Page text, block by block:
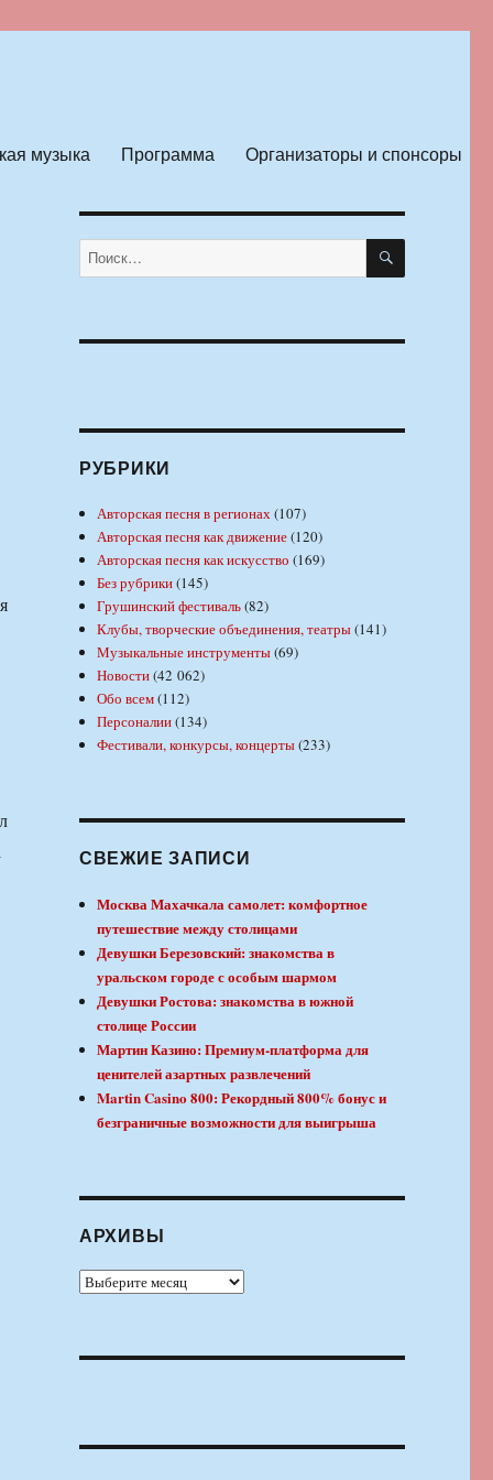
музыка Программа Организаторы и спонсоры
Искать: ПОИСК
РУБРИКИ
Авторская песня в регионах(107)
Авторская песня как движение(120)
Авторская песня как искусство (169)
Без рубрики(145)
Грушинский фестиваль(82)
Клубы, творческие объединения, театры(141)
Музыкальные инструменты(69)
Новости(42 062)
Обо всем(112)
Персоналии(134)
Фестивали, конкурсы, концерты(233)
СВЕЖИЕ ЗАПИСИ
Москва Махачкала самолет: комфортное
путешествие между столицами
Девушки Березовский: знакомства в
уральском городе с особым шармом
Девушки Ростова: знакомства в южной
столице России
Мартин Казино: Премиум-платформа для
ценителей азартных развлечений
Martin Casino 800: Рекордный 800% бонус и
безграничные возможности для выигрыша
АРХИВЫ
Архивы